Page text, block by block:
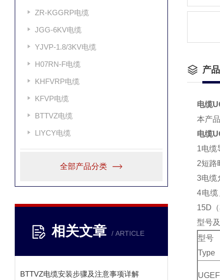
ZR-KGGRP电缆
JGG-6KV电缆
YJVP-1.8/3KV电缆
H07RN-F电缆
KHFVRP电缆
KFVP电缆
BTTVZ电缆
LIYCY电缆
全部产品分类
相关文章 / ARTICLE
BTTVZ电缆安装步骤及注意事项详解
产
电缆
本产
电缆
1电缆
2短路
3电缆
4电
15D
型号
型号
Type